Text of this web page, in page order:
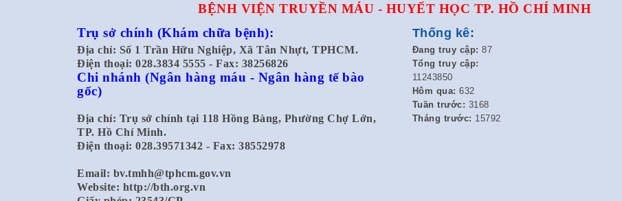
BỆNH VIỆN TRUYỀN MÁU - HUYẾT HỌC TP. HỒ CHÍ MINH
Trụ sở chính (Khám chữa bệnh):
Địa chỉ: Số 1 Trần Hữu Nghiệp, Xã Tân Nhựt, TPHCM.
Điện thoại: 028.3834 5555 - Fax: 38256826
Chi nhánh (Ngân hàng máu - Ngân hàng tế bào
gốc)
Địa chỉ: Trụ sở chính tại 118 Hồng Bàng, Phường Chợ Lớn,
TP. Hồ Chí Minh.
Điện thoại: 028.39571342 - Fax: 38552978
Email: bv.tmhh@tphcm.gov.vn
Website: http://bth.org.vn
Thống kê:
Đang truy cập: 87
Tổng truy cập:
11243850
Hôm qua: 632
Tuần trước: 3168
Tháng trước: 15792